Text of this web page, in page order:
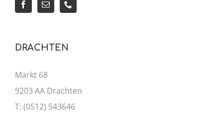
DRACHTEN
Markt 68
9203 AA Drachten
T: (0512) 543646